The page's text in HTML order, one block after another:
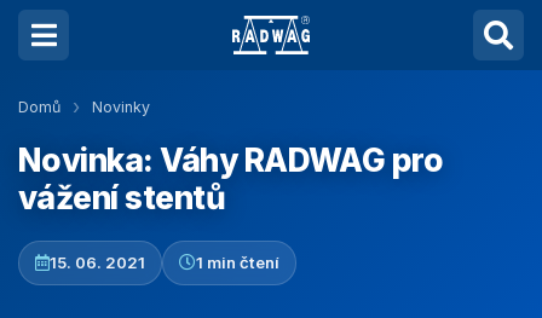
Domů Novinky
Novinka: Váhy RADWAG pro
vážení stentů
15. 06. 2021 1 min čtení